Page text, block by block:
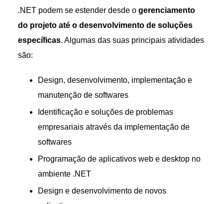
.NET podem se estender desde o gerenciamento
do projeto até o desenvolvimento de soluções
específicas. Algumas das suas principais atividades
são:
Design, desenvolvimento, implementação e
manutenção de softwares
Identificação e soluções de problemas
empresariais através da implementação de
softwares
Programação de aplicativos web e desktop no
ambiente .NET
Design e desenvolvimento de novos